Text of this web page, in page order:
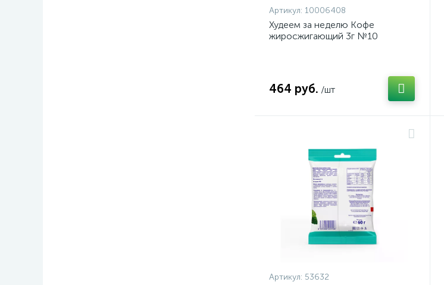
Артикул: 10006408
Худеем за неделю Кофе
жиросжигающий 3г №10
464 руб. /шт
Артикул: 53632